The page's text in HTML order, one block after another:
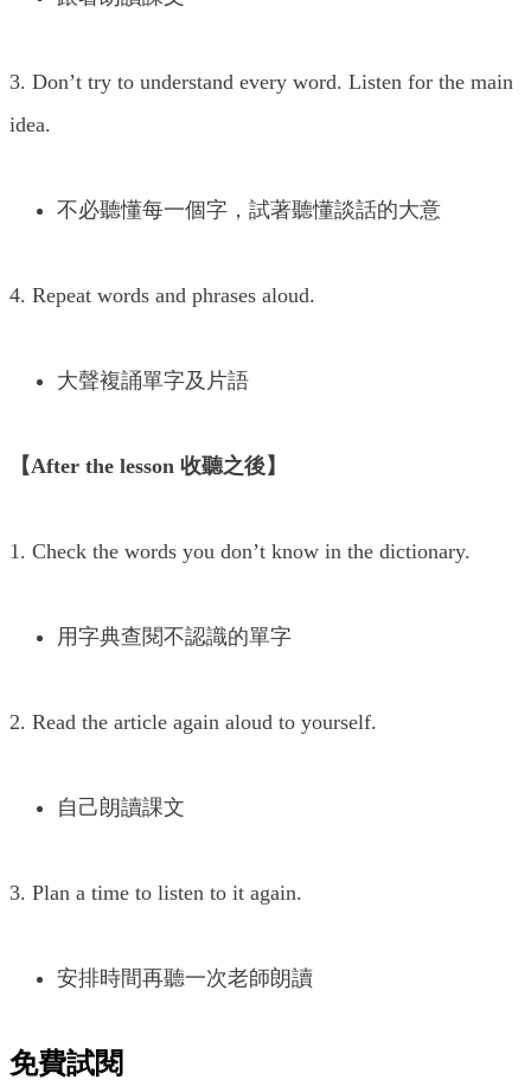
3. Don’t try to understand every word. Listen for the main
idea.
不必聽懂每一個字，試著聽懂談話的大意
4. Repeat words and phrases aloud.
大聲複誦單字及片語
【After the lesson 收聽之後】
1. Check the words you don’t know in the dictionary.
用字典查閱不認識的單字
2. Read the article again aloud to yourself.
自己朗讀課文
3. Plan a time to listen to it again.
安排時間再聽一次老師朗讀
免費試閱